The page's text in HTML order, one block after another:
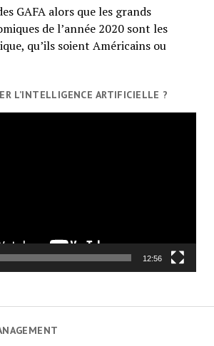
GAFA alors que les grands
de l’année 2020 sont les
qu’ils soient Américains ou
L’INTELLIGENCE ARTIFICIELLE ?
12:56